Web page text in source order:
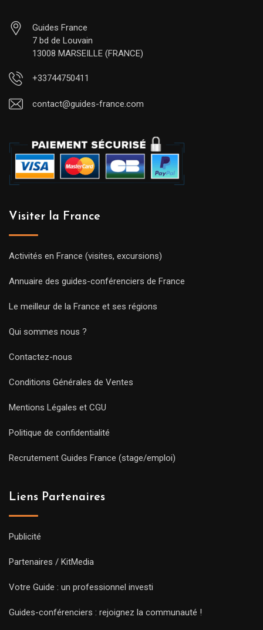
Guides France
7 bd de Louvain
13008 MARSEILLE (FRANCE)
+33744750411
contact@guides-france.com
Visiter la France
Activités en France (visites, excursions)
Annuaire des guides-conférenciers de France
Le meilleur de la France et ses régions
Qui sommes nous ?
Contactez-nous
Conditions Générales de Ventes
Mentions Légales et CGU
Politique de confidentialité
Recrutement Guides France (stage/emploi)
Liens Partenaires
Publicité
Partenaires / KitMedia
Votre Guide : un professionnel investi
Guides-conférenciers : rejoignez la communauté !